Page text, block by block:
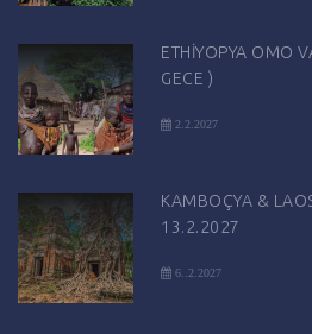
ETHİYOPYA OMO
GECE )
2.2.2027
KAMBOÇYA &
13.2.2027
6..2.2027